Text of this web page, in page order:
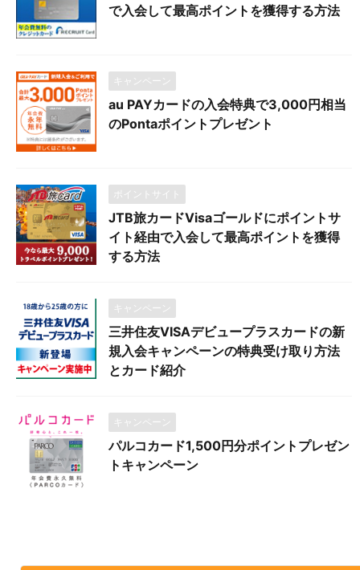
で入会して最高ポイントを獲得する方法
キャンペーン
au PAYカードの入会特典で3,000円相当
のPontaポイントプレゼント
ポイントサイト
JTB旅カードVisaゴールドにポイントサ
イト経由で入会して最高ポイントを獲得
する方法
キャンペーン
三井住友VISAデビュープラスカードの新
規入会キャンペーンの特典受け取り方法
とカード紹介
キャンペーン
パルコカード1,500円分ポイントプレゼン
トキャンペーン